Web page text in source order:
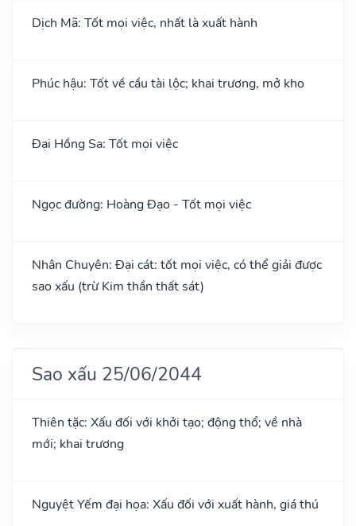
Dịch Mã: Tốt mọi việc, nhất là xuất hành
Phúc hậu: Tốt về cầu tài lộc; khai trương, mở kho
Đại Hồng Sa: Tốt mọi việc
Ngọc đường: Hoàng Đạo - Tốt mọi việc
Nhân Chuyên: Đại cát: tốt mọi việc, có thể giải được
sao xấu (trừ Kim thần thất sát)
Sao xấu 25/06/2044
Thiên tặc: Xấu đối với khởi tạo; động thổ; về nhà
mới; khai trương
Nguyệt Yếm đại họa: Xấu đối với xuất hành, giá thú